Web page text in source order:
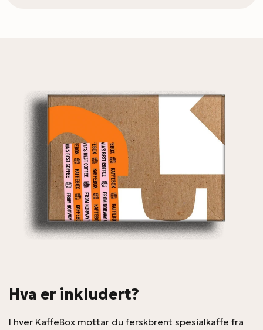
Hva er inkludert?
I hver KaffeBox mottar du ferskbrent spesialkaffe fra